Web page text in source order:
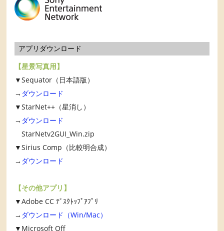
アプリダウンロード
【星景写真用】
▼Sequator（日本語版）
→ ダウンロード
▼StarNet++（星消し）
→ ダウンロード
StarNetv2GUI_Win.zip
▼Sirius Comp（比較明合成）
→ ダウンロード
【その他アプリ】
▼Adobe CC ﾃﾞｽｸﾄｯﾌﾟｱﾌﾟﾘ
→ ダウンロード（Win/Mac）
▼Microsoft Off